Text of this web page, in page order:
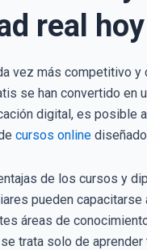
real hoy
vez más competitivo
se han convertido en
digital, es posible
cursos online
de los cursos y
pueden
áreas de
trata solo de